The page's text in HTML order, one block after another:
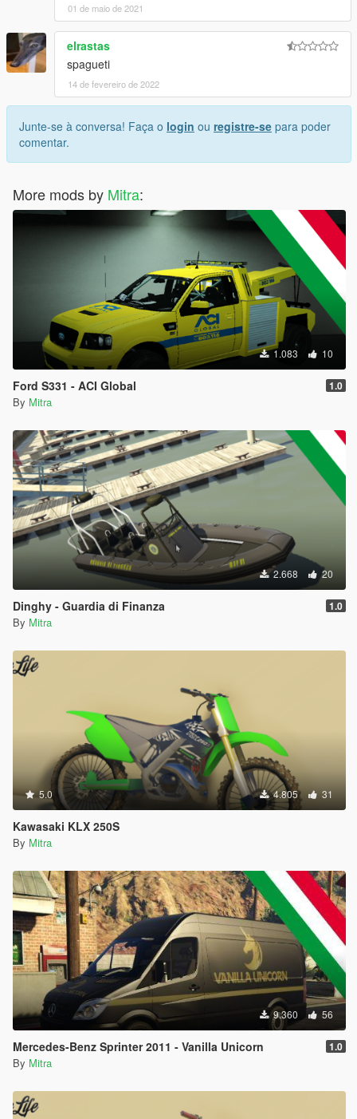
01 de maio de 2021
elrastas
spagueti
14 de fevereiro de 2022
Junte-se à conversa! Faça o login ou registre-se para poder
comentar.
More mods by Mitra:
1.083 10
Ford S331 - ACI Global 1.0
By Mitra
2.668 20
Dinghy - Guardia di Finanza 1.0
By Mitra
5.0 4.805 31
Kawasaki KLX 250S
By Mitra
9.360 56
Mercedes-Benz Sprinter 2011 - Vanilla Unicorn 1.0
By Mitra